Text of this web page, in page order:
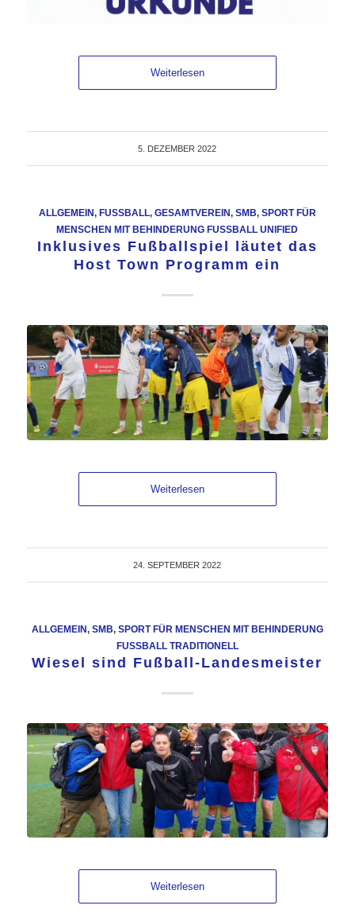
Weiterlesen
5. DEZEMBER 2022
ALLGEMEIN, FUSSBALL , GESAMTVEREIN, SMB, SPORT FÜR
MENSCHEN MIT BEHINDERUNG FUSSBALL UNIFIED
Inklusives Fußballspiel läutet das
Host Town Programm ein
Weiterlesen
24. SEPTEMBER 2022
ALLGEMEIN SMB SPORT FÜR MENSCHEN MIT BEHINDERUNG
FUSSBALL TRADITIONELL
Wiesel sind Fußball-Landesmeister
Weiterlesen